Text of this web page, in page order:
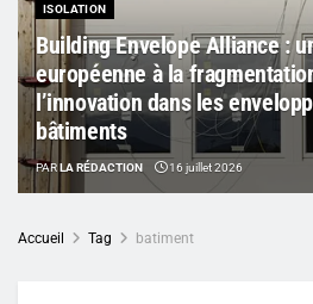
ISOLATION
Building Envelope Alliance :
européenne à la
l’innovation dans les
bâtiments
PARLA RÉDACTION 16 juillet 2026
Accueil Tag batiment